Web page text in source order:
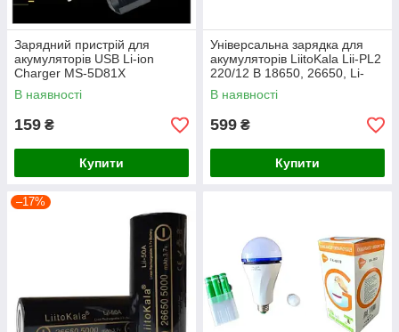
Зарядний пристрій для
акумуляторів USB Li-ion
Charger MS-5D81X
В наявності
159 ₴
Купити
Універсальна зарядка для
акумуляторів LiitoKala Lii-PL2
220/12 В 18650, 26650, Li-
Ion, LiFePO4, Ni-Mh, Ni-Cd
В наявності
599 ₴
Купити
–17%